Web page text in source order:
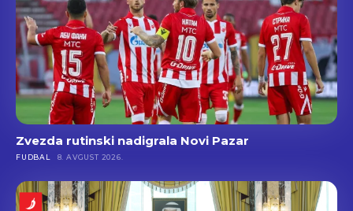
Zvezda rutinski nadigrala Novi Pazar
FUDBAL 8. AVGUST 2026.